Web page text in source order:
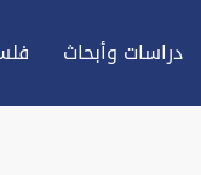
دراسات وأبحاث